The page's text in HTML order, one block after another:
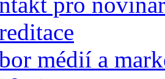
médií a